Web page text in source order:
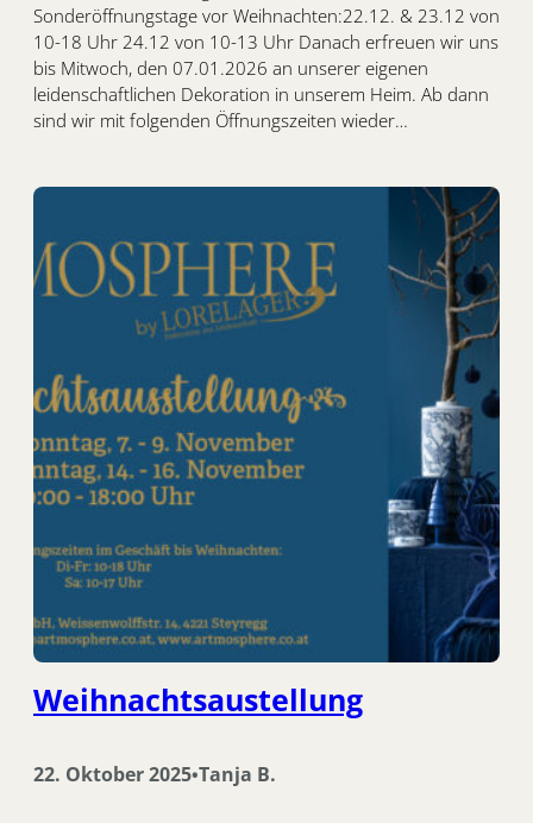
Sonderöffnungstage vor Weihnachten:22.12. & 23.12 von
10-18 Uhr 24.12 von 10-13 Uhr Danach erfreuen wir uns
bis Mitwoch, den 07.01.2026 an unserer eigenen
leidenschaftlichen Dekoration in unserem Heim. Ab dann
sind wir mit folgenden Öffnungszeiten wieder…
Weihnachtsaustellung
22. Oktober 2025•Tanja B.